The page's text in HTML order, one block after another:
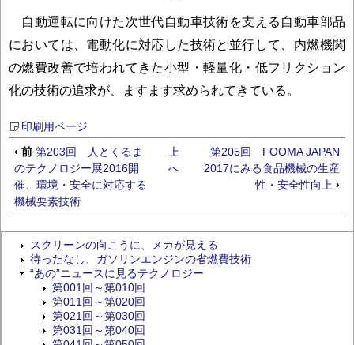
自動運転に向けた次世代自動車技術を支える自動車部品
においては、電動化に対応した技術と並行して、内燃機関
の燃費改善で培われてきた小型・軽量化・低フリクション
化の技術の追求が、ますます求められてきている。
印刷用ページ
‹ 前 第203回 人とくるま
のテクノロジー展2016開
催、環境・安全に対応する
機械要素技術
上
へ
第205回 FOOMA JAPAN
2017にみる食品機械の生産
性・安全性向上 ›
スクリーンの向こうに、メカが見える
待ったなし、ガソリンエンジンの省燃費技術
“あの”ニュースに見るテクノロジー
第001回～第010回
第011回～第020回
第021回～第030回
第031回～第040回